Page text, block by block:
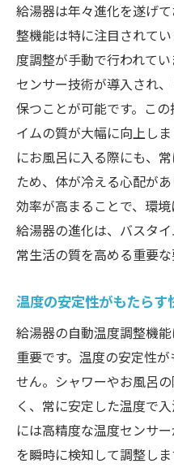
給湯器は年々進化を遂げ
整機能は特に注目されて
度調整が手動で行われて
センサー技術が導入され
保つことが可能です。こ
イムの質が大幅に向上し
にお風呂に入る際にも、
ため、体が冷える心配が
効率が高まることで、環境
給湯器の進化は、バスタ
常生活の質を高める重要な
温度の安定性がもたらす
給湯器の自動温度調整機
重要です。温度の安定性
せん。シャワーやお風呂
く、常に安定した温度で
には高精度な温度センサ
を瞬時に検知して調整し